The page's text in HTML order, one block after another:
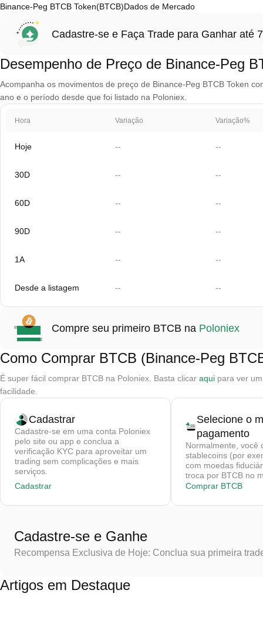
Binance-Peg BTCB Token(BTCB)Dados de Mercado
Cadastre-se e Faça Trade para Ganhar até
Desempenho de Preço de Binance-Peg
Acompanha os movimentos de preço de Binance-Peg BTCB Token
ano e o período desde que foi listado na Poloniex.
Hora Variação Variação%
Hoje -- --
30D -- --
60D -- --
90D -- --
1A -- --
Desde a listagem -- --
Compre seu primeiro BTCB na Poloniex
Como Comprar BTCB (Binance-Peg
É super fácil comprar BTCB na Poloniex. Basta clicar aqui para ver
facilidade.
Cadastrar
Cadastre-se em uma conta Poloniex
pelo site ou app e conclua a
verificação KYC para aproveitar um
trading sem complicações e mais
serviços.
Cadastrar
Selecione o
pagamento
Normalmente, você
stablecoins (por
com moedas
troca por BTCB no
Comprar BTCB
Cadastre-se e Ganhe
Recompensa Exclusiva de Hoje: Conclua sua primeira
Artigos em Destaque